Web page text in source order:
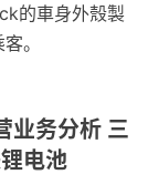
的車身外殼製
。
业务分析 三
电池